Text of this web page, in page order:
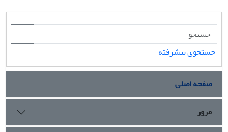
جستجوی پیشرفته
صفحه اصلی
مرور